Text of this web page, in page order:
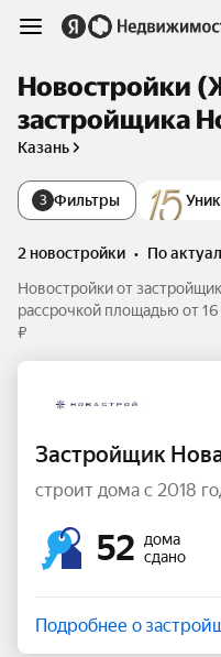
Новостройки
застройщика
Казань
3 Фильтры
2 новостройки •
по
Новостройки от
рассрочкой площадью от
₽
Застройщик
строит дома с 2018
52
дома
сдано
Подробнее о